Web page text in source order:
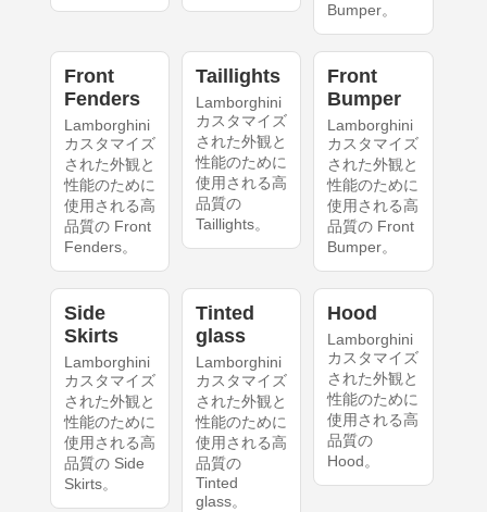
Bumper。
Front
Fenders
Lamborghini
カスタマイズ
された外観と
性能のために
使用される高
品質の Front
Fenders。
Taillights
Lamborghini
カスタマイズ
された外観と
性能のために
使用される高
品質の
Taillights。
Front
Bumper
Lamborghini
カスタマイズ
された外観と
性能のために
使用される高
品質の Front
Bumper。
Side
Skirts
Lamborghini
カスタマイズ
された外観と
性能のために
使用される高
品質の Side
Skirts。
Tinted
glass
Lamborghini
カスタマイズ
された外観と
性能のために
使用される高
品質の
Tinted
glass。
Hood
Lamborghini
カスタマイズ
された外観と
性能のために
使用される高
品質の
Hood。